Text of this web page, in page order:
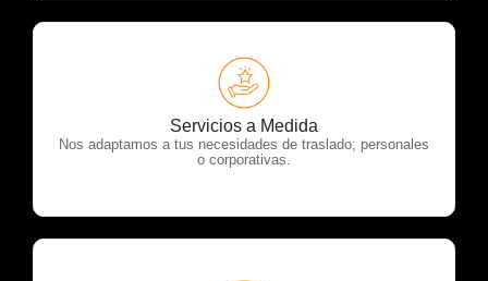
Servicios a Medida
Nos adaptamos a tus necesidades de traslado; personales
o corporativas.
OTP Servicios